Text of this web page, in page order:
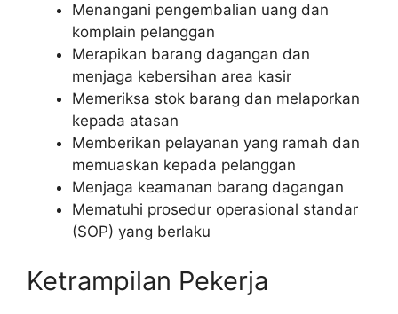
Menangani pengembalian uang dan
komplain pelanggan
Merapikan barang dagangan dan
menjaga kebersihan area kasir
Memeriksa stok barang dan melaporkan
kepada atasan
Memberikan pelayanan yang ramah dan
memuaskan kepada pelanggan
Menjaga keamanan barang dagangan
Mematuhi prosedur operasional standar
(SOP) yang berlaku
Ketrampilan Pekerja